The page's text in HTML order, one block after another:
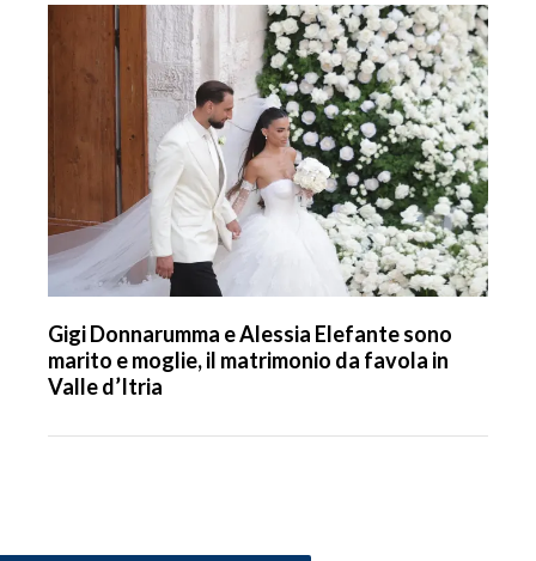
Gigi Donnarumma e Alessia Elefante sono
marito e moglie, il matrimonio da favola in
Valle d’Itria